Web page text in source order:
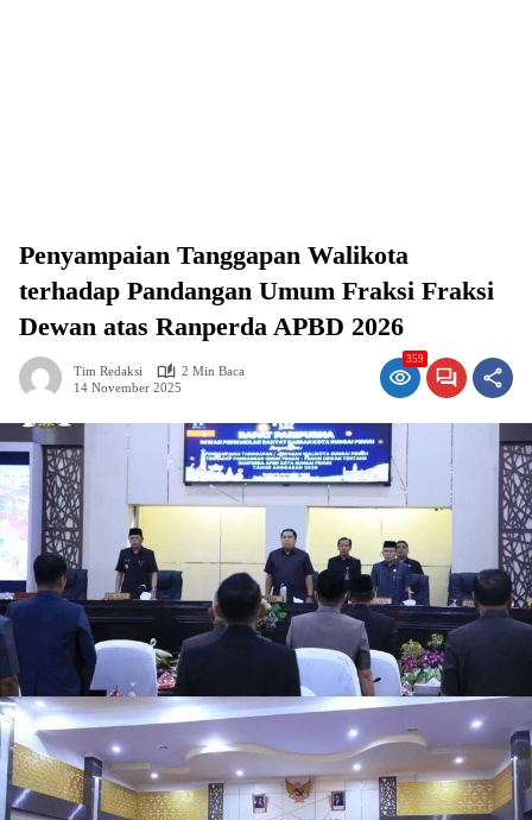
Penyampaian Tanggapan Walikota
terhadap Pandangan Umum Fraksi Fraksi
Dewan atas Ranperda APBD 2026
Tim Redaksi
2 Min Baca
14 November 2025
359